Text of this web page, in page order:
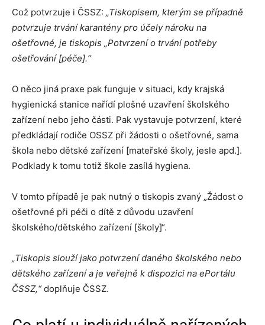
Což potvrzuje i ČSSZ: „Tiskopisem, kterým se případně
potvrzuje trvání karantény pro účely nároku na
ošetřovné, je tiskopis „Potvrzení o trvání potřeby
ošetřování [péče].“
O něco jiná praxe pak funguje v situaci, kdy krajská
hygienická stanice nařídí plošné uzavření školského
zařízení nebo jeho části. Pak vystavuje potvrzení, které
předkládají rodiče OSSZ při žádosti o ošetřovné, sama
škola nebo dětské zařízení [mateřské školy, jesle apd.].
Podklady k tomu totiž škole zasílá hygiena.
V tomto případě je pak nutný o tiskopis zvaný „Žádost o
ošetřovné při péči o dítě z důvodu uzavření
školského/dětského zařízení [školy]“.
„Tiskopis slouží jako potvrzení daného školského nebo
dětského zařízení a je veřejně k dispozici na ePortálu
ČSSZ,“doplňuje ČSSZ.